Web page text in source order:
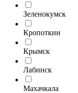
Зеленокумск
Кропоткин
Крымск
Лабинск
Махачкала